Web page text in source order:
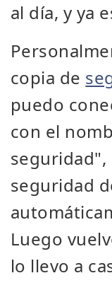
al día, y ya
copia de
puedo
con el
seguridad",
seguridad
Luego
lo llevo a